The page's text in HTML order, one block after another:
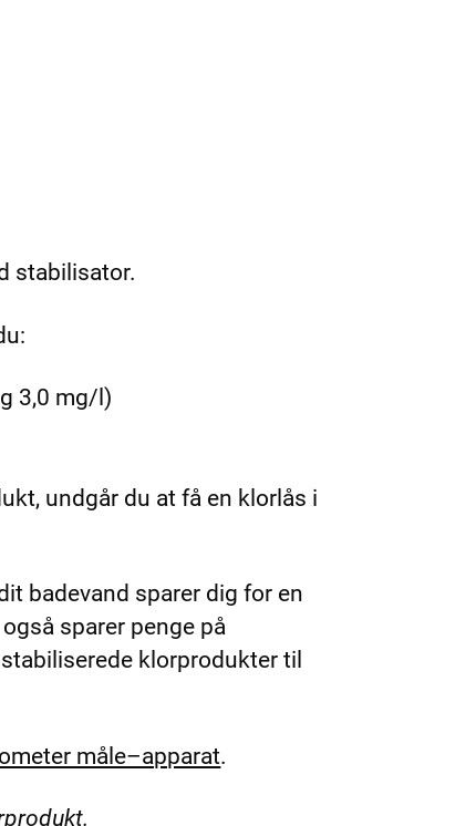
stabilisator.
3,0 mg/l)
undgår du at få en klorlås i
badevand sparer dig for en
sparer penge på
klorprodukter til
måle–apparat.